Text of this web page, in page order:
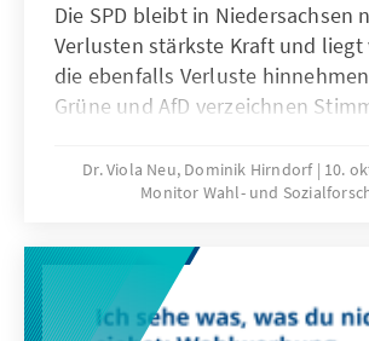
Die SPD bleibt in Niedersachsen
Verlusten stärkste Kraft und liegt
die ebenfalls Verluste
Grüne und AfD verzeichnen
scheitert. Ausgehend von den
Wahltagsbefragungen und
Spitzenkandidatinnen und -
wichtigsten politischen Themen
Parteikompetenzen für das
Dr. Viola Neu, Dominik Hirndorf 10.
Monitor Wahl- und